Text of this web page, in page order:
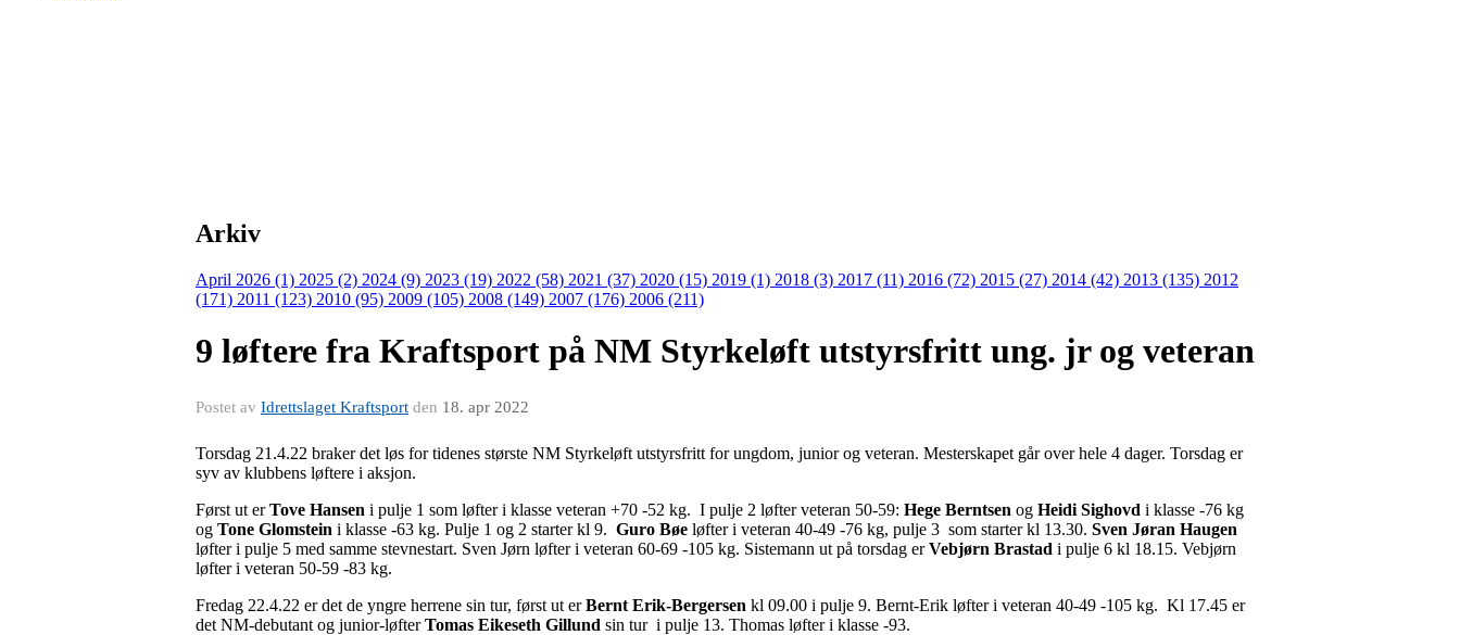
Arkiv
April 2026 (1) 2025 (2) 2024 (9) 2023 (19) 2022 (58) 2021 (37) 2020 (15) 2019 (1) 2018 (3) 2017 (11) 2016 (72) 2015 (27) 2014 (42) 2013 (135) 2012
(171) 2011 (123) 2010 (95) 2009 (105) 2008 (149) 2007 (176) 2006 (211)
9 løftere fra Kraftsport på NM Styrkeløft utstyrsfritt ung. jr og veteran
Postet av Idrettslaget Kraftsport den 18. apr 2022
Torsdag 21.4.22 braker det løs for tidenes største NM Styrkeløft utstyrsfritt for ungdom, junior og veteran. Mesterskapet går over hele 4 dager. Torsdag er
syv av klubbens løftere i aksjon.
Først ut erTove Hansen i pulje 1 som løfter i klasse veteran +70 -52 kg. I pulje 2 løfter veteran 50-59: Hege Berntsen og Heidi Sighovd i klasse -76 kg
og Tone Glomstein i klasse -63 kg. Pulje 1 og 2 starter kl 9. Guro Bøe løfter i veteran 40-49 -76 kg, pulje 3 som starter kl 13.30. Sven Jøran Haugen
løfter i pulje 5 med samme stevnestart. Sven Jørn løfter i veteran 60-69 -105 kg. Sistemann ut på torsdag erVebjørn Brastad i pulje 6 kl 18.15. Vebjørn
løfter i veteran 50-59 -83 kg.
Fredag 22.4.22 er det de yngre herrene sin tur, først ut erBernt Erik-Bergersen kl 09.00 i pulje 9. Bernt-Erik løfter i veteran 40-49 -105 kg. Kl 17.45 er
det NM-debutant og junior-løfterTomas Eikeseth Gillund sin tur i pulje 13. Thomas løfter i klasse -93.